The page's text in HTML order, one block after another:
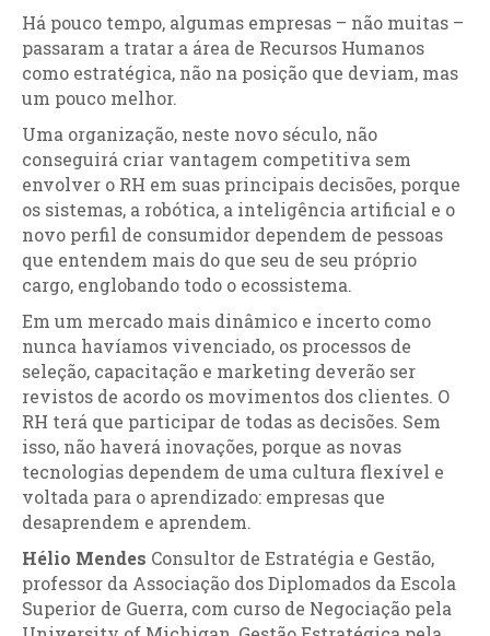
Há pouco tempo, algumas empresas – não muitas –
passaram a tratar a área de Recursos Humanos
como estratégica, não na posição que deviam, mas
um pouco melhor.
Uma organização, neste novo século, não
conseguirá criar vantagem competitiva sem
envolver o RH em suas principais decisões, porque
os sistemas, a robótica, a inteligência artificial e o
novo perfil de consumidor dependem de pessoas
que entendem mais do que seu de seu próprio
cargo, englobando todo o ecossistema.
Em um mercado mais dinâmico e incerto como
nunca havíamos vivenciado, os processos de
seleção, capacitação e marketing deverão ser
revistos de acordo os movimentos dos clientes. O
RH terá que participar de todas as decisões. Sem
isso, não haverá inovações, porque as novas
tecnologias dependem de uma cultura flexível e
voltada para o aprendizado: empresas que
desaprendem e aprendem.
Hélio Mendes Consultor de Estratégia e Gestão,
professor da Associação dos Diplomados da Escola
Superior de Guerra, com curso de Negociação pela